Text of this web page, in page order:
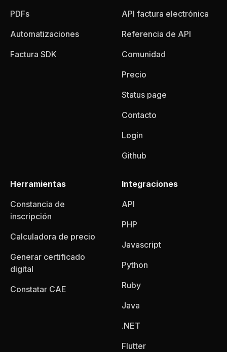
PDFs
Automatizaciones
Factura SDK
API factura electrónica
Referencia de API
Comunidad
Precio
Status page
Contacto
Login
Github
Herramientas
Constancia de
inscripción
Calculadora de precio
Generar certificado
digital
Constatar CAE
Integraciones
API
PHP
Javascript
Python
Ruby
Java
.NET
Flutter